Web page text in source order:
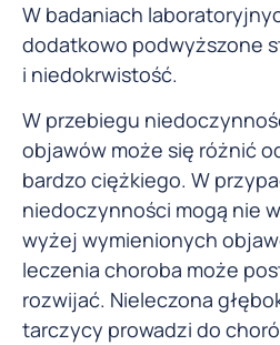
W badaniach
dodatkowo podwyższone
i niedokrwistość.
W przebiegu
objawów może się różnić
bardzo ciężkiego. W
niedoczynności mogą nie
wyżej wymienionych
leczenia choroba może
rozwijać. Nieleczona
tarczycy prowadzi do